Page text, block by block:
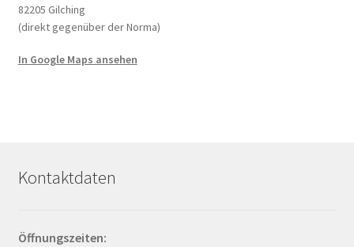
82205 Gilching
(direkt gegenüber der Norma)
In Google Maps ansehen
Kontaktdaten
Öffnungszeiten: